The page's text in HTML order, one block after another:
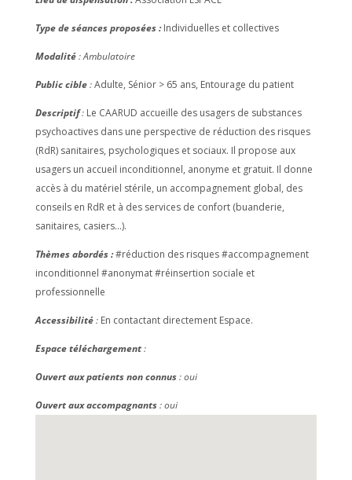
Type de séances proposées :Individuelles et collectives
Modalité: Ambulatoire
Public cible:Adulte, Sénior > 65 ans, Entourage du patient
Descriptif: Le CAARUD accueille des usagers de substances
psychoactives dans une perspective de réduction des risques
(RdR) sanitaires, psychologiques et sociaux. Il propose aux
usagers un accueil inconditionnel, anonyme et gratuit. Il donne
accès à du matériel stérile, un accompagnement global, des
conseils en RdR et à des services de confort (buanderie,
sanitaires, casiers…).
Thèmes abordés :#réduction des risques #accompagnement
inconditionnel #anonymat #réinsertion sociale et
professionnelle
Accessibilité: En contactant directement Espace.
Espace téléchargement:
Ouvert aux patients non connus: oui
Ouvert aux accompagnants: oui